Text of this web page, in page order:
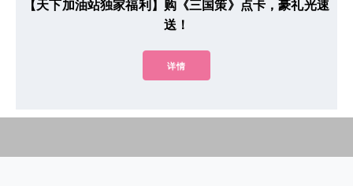
【天下加油站独家福利】购《三国策》点卡，豪礼光速
送！
详情